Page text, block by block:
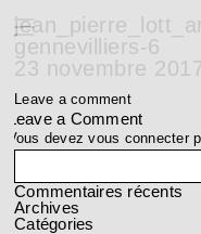
gennevilliers-6
23 novembre
Leave a comment
Leave a Comment
Vous devezvous connecter
Commentaires récents
Archives
Catégories